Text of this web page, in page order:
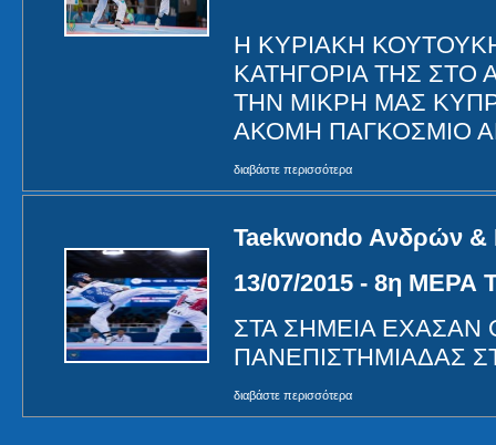
Η ΚΥΡΙΑΚΗ
ΚΑΤΗΓΟΡΙΑ ΤΗΣ
ΤΗΝ ΜΙΚΡΗ ΜΑΣ
ΑΚΟΜΗ ΠΑΓΚΟΣΜΙΟ
διαβάστε περισσότερα
Taekwondo Ανδρών &
13/07/2015 - 8η
ΣΤΑ ΣΗΜΕΙΑ ΕΧΑΣΑΝ
ΠΑΝΕΠΙΣΤΗΜΙΑΔΑΣ
διαβάστε περισσότερα